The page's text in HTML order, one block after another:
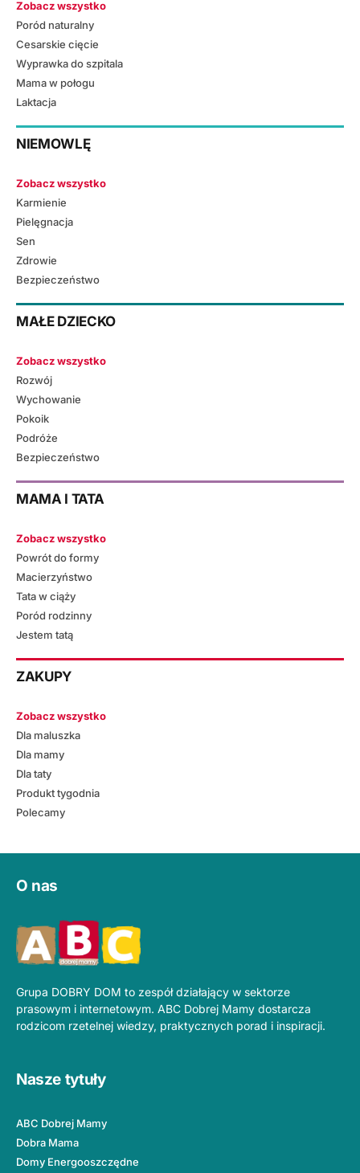
Zobacz wszystko
Poród naturalny
Cesarskie cięcie
Wyprawka do szpitala
Mama w połogu
Laktacja
NIEMOWLĘ
Zobacz wszystko
Karmienie
Pielęgnacja
Sen
Zdrowie
Bezpieczeństwo
MAŁE DZIECKO
Zobacz wszystko
Rozwój
Wychowanie
Pokoik
Podróże
Bezpieczeństwo
MAMA I TATA
Zobacz wszystko
Powrót do formy
Macierzyństwo
Tata w ciąży
Poród rodzinny
Jestem tatą
ZAKUPY
Zobacz wszystko
Dla maluszka
Dla mamy
Dla taty
Produkt tygodnia
Polecamy
O nas
Grupa DOBRY DOM to zespół działający w sektorze
prasowym i internetowym. ABC Dobrej Mamy dostarcza
rodzicom rzetelnej wiedzy, praktycznych porad i inspiracji.
Nasze tytuły
ABC Dobrej Mamy
Dobra Mama
Domy Energooszczędne